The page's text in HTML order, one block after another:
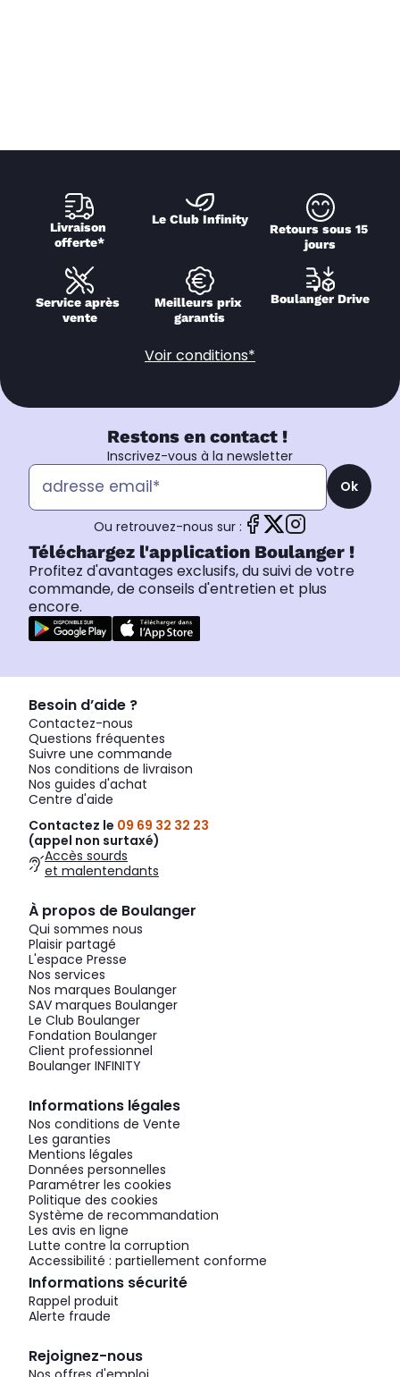
Livraison
offerte*
Le Club Infinity
Retours sous 15
jours
Service après
vente
Meilleurs prix
garantis
Boulanger Drive
Voir conditions*
Restons en contact !
Inscrivez-vous à la newsletter
Ok
Ou retrouvez-nous sur :
Téléchargez l'application Boulanger !
Profitez d'avantages exclusifs, du suivi de votre
commande, de conseils d'entretien et plus
encore.
Besoin d’aide ?
Contactez-nous
Questions fréquentes
Suivre une commande
Nos conditions de livraison
Nos guides d'achat
Centre d'aide
Contactez le 09 69 32 32 23
(appel non surtaxé)
Accès sourds
et malentendants
À propos de Boulanger
Qui sommes nous
Plaisir partagé
L'espace Presse
Nos services
Nos marques Boulanger
SAV marques Boulanger
Le Club Boulanger
Fondation Boulanger
Client professionnel
Boulanger INFINITY
Informations légales
Nos conditions de Vente
Les garanties
Mentions légales
Données personnelles
Paramétrer les cookies
Politique des cookies
Système de recommandation
Les avis en ligne
Lutte contre la corruption
Accessibilité : partiellement conforme
Informations sécurité
Rappel produit
Alerte fraude
Rejoignez-nous